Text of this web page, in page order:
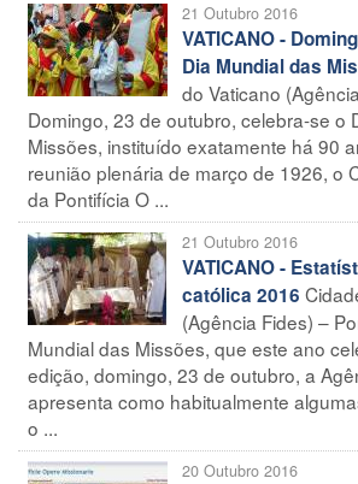
21 Outubro 2016
VATICANO -
Dia Mundial das
do Vaticano
Domingo, 23 de outubro, celebra-se o
Missões, instituído exatamente há 90
reunião plenária de março de 1926, o
da Pontifícia O ...
21 Outubro 2016
VATICANO -
católica 2016
(Agência Fides) –
Mundial das Missões, que este ano
edição, domingo, 23 de outubro, a
apresenta como habitualmente
o ...
20 Outubro 2016